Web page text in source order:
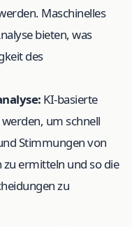
Maschinelles
bieten, was
des
KI-basierte
um schnell
Stimmungen von
ermitteln und so die
zu